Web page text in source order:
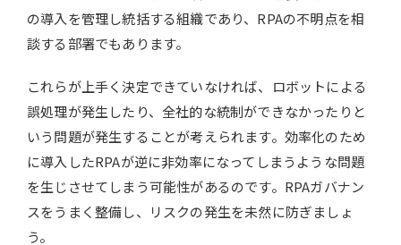
の導入を管理し統括する組織であり、RPAの不明点を相
談する部署でもあります。
これらが上手く決定できていなければ、ロボットによる
誤処理が発生したり、全社的な統制ができなかったりと
いう問題が発生することが考えられます。効率化のため
に導入したRPAが逆に非効率になってしまうような問題
を生じさせてしまう可能性があるのです。RPAガバナン
スをうまく整備し、リスクの発生を未然に防ぎましょ
う。